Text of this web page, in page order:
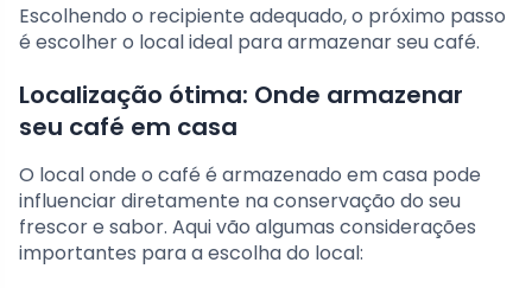
Escolhendo o recipiente adequado, o próximo passo
é escolher o local ideal para armazenar seu café.
Localização ótima: Onde armazenar
seu café em casa
O local onde o café é armazenado em casa pode
influenciar diretamente na conservação do seu
frescor e sabor. Aqui vão algumas considerações
importantes para a escolha do local: